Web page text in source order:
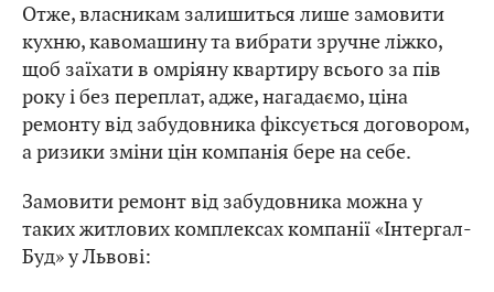
Отже, власникам залишиться лише замовити
кухню, кавомашину та вибрати зручне ліжко,
щоб заїхати в омріяну квартиру всього за пів
року і без переплат, адже, нагадаємо, ціна
ремонту від забудовника фіксується договором,
а ризики зміни цін компанія бере на себе.
Замовити ремонт від забудовника можна у
таких житлових комплексах компанії «Інтергал-
Буд» у Львові: